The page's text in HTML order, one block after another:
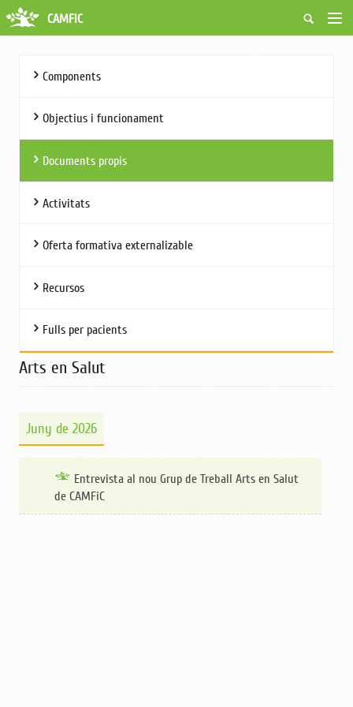
Fes-te soci
Borsa de treball
Ciutadans
Biblioteca
Grups i Vocalies
CAMFiC
Components
Objectius i funcionament
Documents propis
Activitats
Oferta formativa externalizable
Recursos
Fulls per pacients
Arts en Salut
Juny de 2026
Entrevista al nou Grup de Treball Arts en Salut
de CAMFiC